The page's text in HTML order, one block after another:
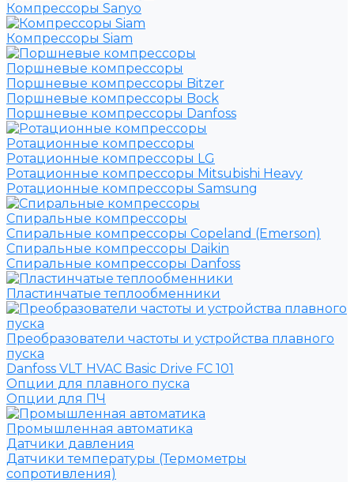
Компрессоры Sanyo
Компрессоры Siam
Поршневые компрессоры
Поршневые компрессоры Bitzer
Поршневые компрессоры Bock
Поршневые компрессоры Danfoss
Ротационные компрессоры
Ротационные компрессоры LG
Ротационные компрессоры Mitsubishi Heavy
Ротационные компрессоры Samsung
Спиральные компрессоры
Спиральные компрессоры Copeland (Emerson)
Спиральные компрессоры Daikin
Спиральные компрессоры Danfoss
Пластинчатые теплообменники
Преобразователи частоты и устройства плавного
пуска
Danfoss VLT HVAC Basic Drive FC 101
Опции для плавного пуска
Опции для ПЧ
Промышленная автоматика
Датчики давления
Датчики температуры (Термометры
сопротивления)